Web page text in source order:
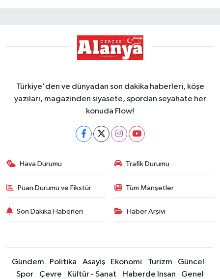
Türkiye'den ve dünyadan son dakika haberleri, köşe
yazıları, magazinden siyasete, spordan seyahate her
konuda Flow!
Hava Durumu Trafik Durumu
Puan Durumu ve Fikstür Tüm Manşetler
Son Dakika Haberleri Haber Arşivi
Gündem Politika Asayiş Ekonomi Turizm
Güncel
Spor
Çevre Kültür - Sanat Haberde İnsan Genel